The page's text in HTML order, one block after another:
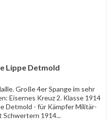
Lippe Detmold
Große 4er Spange im sehr
Eisernes Kreuz 2. Klasse 1914
Detmold - für Kämpfer Militär-
Schwertern 1914...